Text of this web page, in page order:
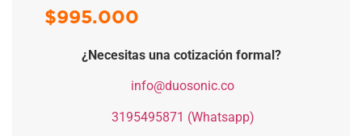
$995.000
¿Necesitas una cotización formal?
info@duosonic.co
3195495871 (Whatsapp)